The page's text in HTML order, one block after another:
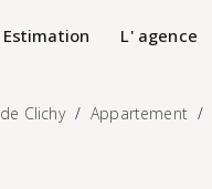
Estimation L' agence
Clichy Appartement